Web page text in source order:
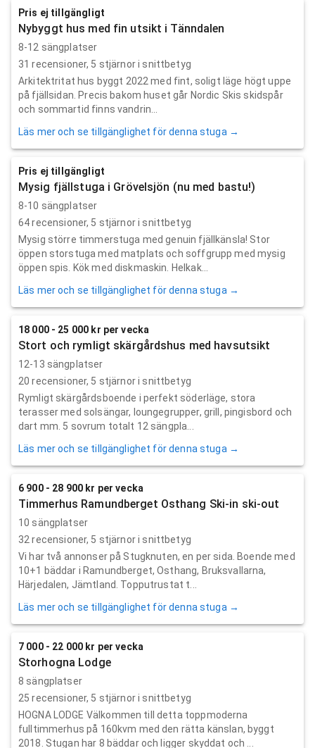
Pris ej tillgängligt
Nybyggt hus med fin utsikt i Tänndalen
8-12 sängplatser
31 recensioner, 5 stjärnor i snittbetyg
Arkitektritat hus byggt 2022 med fint, soligt läge högt uppe
på fjällsidan. Precis bakom huset går Nordic Skis skidspår
och sommartid finns vandrin...
Läs mer och se tillgänglighet för denna stuga →
Pris ej tillgängligt
Mysig fjällstuga i Grövelsjön (nu med bastu!)
8-10 sängplatser
64recensioner, 5 stjärnor i snittbetyg
Mysig större timmerstuga med genuin fjällkänsla! Stor
öppen storstuga med matplats och soffgrupp med mysig
öppen spis. Kök med diskmaskin. Helkak...
Läs mer och se tillgänglighet för denna stuga →
18 000 - 25 000 kr per vecka
Stort och rymligt skärgårdshus med havsutsikt
12-13 sängplatser
20 recensioner, 5 stjärnor i snittbetyg
Rymligt skärgårdsboende i perfekt söderläge, stora
terasser med solsängar, loungegrupper, grill, pingisbord och
dart mm. 5 sovrum totalt 12 sängpla...
Läs mer och se tillgänglighet för denna stuga →
6 900 - 28 900 kr per vecka
Timmerhus Ramundberget Osthang Ski-in ski-out
10 sängplatser
32 recensioner, 5 stjärnor i snittbetyg
Vi har två annonser på Stugknuten, en per sida. Boende med
10+1 bäddar i Ramundberget, Osthang, Bruksvallarna,
Härjedalen, Jämtland. Topputrustat t...
Läs mer och se tillgänglighet för denna stuga →
7 000 - 22 000 kr per vecka
Storhogna Lodge
8 sängplatser
25 recensioner, 5 stjärnor i snittbetyg
HOGNA LODGE Välkommen till detta toppmoderna
fulltimmerhus på 160kvm med den rätta känslan, byggt
2018. Stugan har 8 bäddar och ligger skyddat och ...